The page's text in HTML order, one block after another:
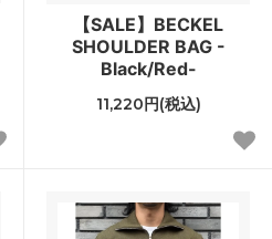
【SALE】BECKEL
SHOULDER BAG -
Black/Red-
11,220円(税込)